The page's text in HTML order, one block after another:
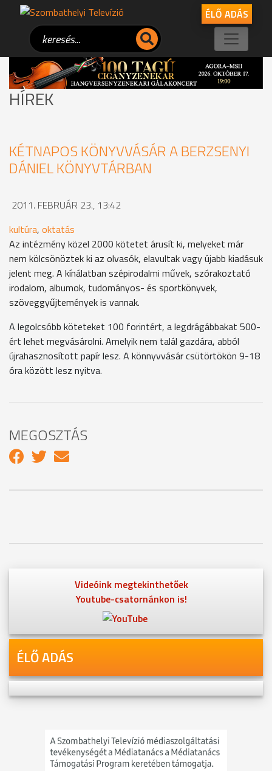
ÉLŐ ADÁS
HÍREK
KÉTNAPOS KÖNYVVÁSÁR A BERZSENYI
DÁNIEL KÖNYVTÁRBAN
2011. FEBRUÁR 23., 13:42
kultúra, oktatás
Az intézmény közel 2000 kötetet árusít ki, melyeket már
nem kölcsönöztek ki az olvasók, elavultak vagy újabb kiadásuk
jelent meg. A kínálatban szépirodalmi művek, szórakoztató
irodalom, albumok, tudományos- és sportkönyvek,
szöveggyűjtemények is vannak.
A legolcsóbb köteteket 100 forintért, a legdrágábbakat 500-
ért lehet megvásárolni. Amelyik nem talál gazdára, abból
újrahasznosított papír lesz. A könnyvvásár csütörtökön 9-18
óra között lesz nyitva.
MEGOSZTÁS
Videóink megtekinthetőek
Youtube-csatornánkon is!
ÉLŐ ADÁS